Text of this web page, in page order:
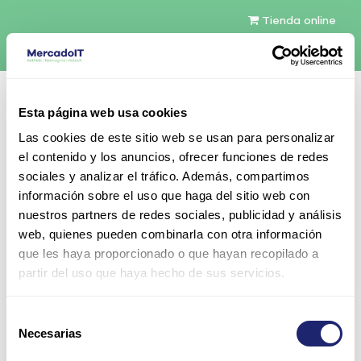
Esta página web usa cookies
Las cookies de este sitio web se usan para personalizar
el contenido y los anuncios, ofrecer funciones de redes
sociales y analizar el tráfico. Además, compartimos
información sobre el uso que haga del sitio web con
nuestros partners de redes sociales, publicidad y análisis
web, quienes pueden combinarla con otra información
que les haya proporcionado o que hayan recopilado a
partir del uso que haya hecho de sus servicios.
Necesarias
Tienda online
Español
Contáctenos
Todos los productos EMC Mini-SAS 6G Cable 10M